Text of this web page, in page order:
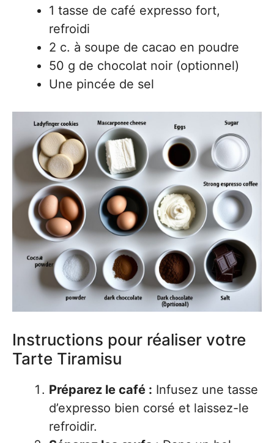
1 tasse de café expresso fort,
refroidi
2 c. à soupe de cacao en poudre
50 g de chocolat noir (optionnel)
Une pincée de sel
Instructions pour réaliser votre
Tarte Tiramisu
Préparez le café : Infusez une tasse
d’expresso bien corsé et laissez-le
refroidir.